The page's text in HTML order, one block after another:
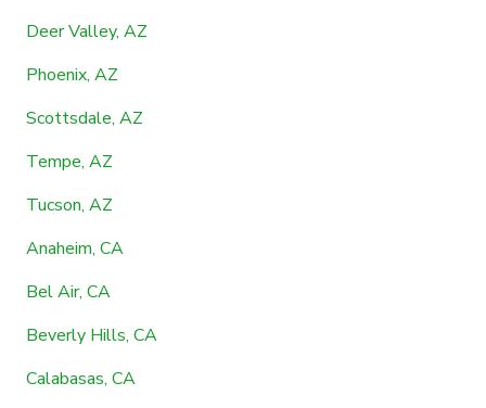
Deer Valley, AZ
Phoenix, AZ
Scottsdale, AZ
Tempe, AZ
Tucson, AZ
Anaheim, CA
Bel Air, CA
Beverly Hills, CA
Calabasas, CA